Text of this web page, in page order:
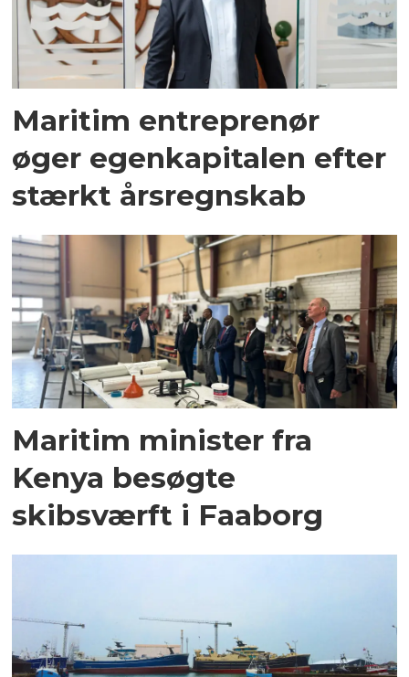
Maritim entreprenør
øger egenkapitalen efter
stærkt årsregnskab
Maritim minister fra
Kenya besøgte
skibsværft i Faaborg